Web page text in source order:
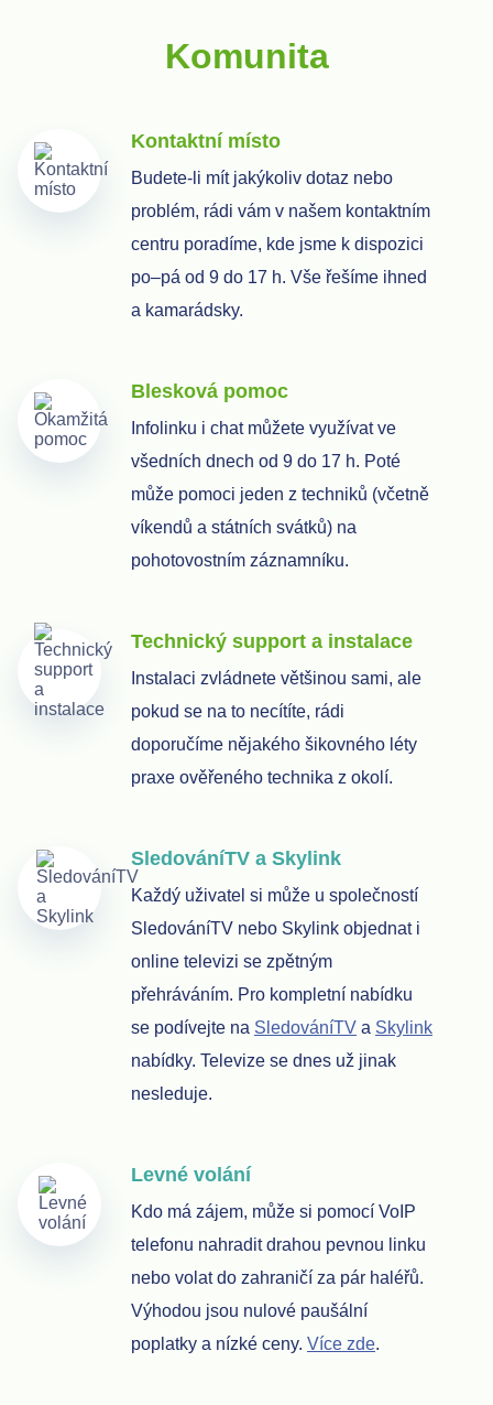
Komunita
Kontaktní místo
Budete-li mít jakýkoliv dotaz nebo
problém, rádi vám v našem kontaktním
centru poradíme, kde jsme k dispozici
po–pá od 9 do 17 h. Vše řešíme ihned
a kamarádsky.
Blesková pomoc
Infolinku i chat můžete využívat ve
všedních dnech od 9 do 17 h. Poté
může pomoci jeden z techniků (včetně
víkendů a státních svátků) na
pohotovostním záznamníku.
Technický support a instalace
Instalaci zvládnete většinou sami, ale
pokud se na to necítíte, rádi
doporučíme nějakého šikovného léty
praxe ověřeného technika z okolí.
SledováníTV a Skylink
Každý uživatel si může u společností
SledováníTV nebo Skylink objednat i
online televizi se zpětným
přehráváním. Pro kompletní nabídku
se podívejte na SledováníTV a Skylink
nabídky. Televize se dnes už jinak
nesleduje.
Levné volání
Kdo má zájem, může si pomocí VoIP
telefonu nahradit drahou pevnou linku
nebo volat do zahraničí za pár haléřů.
Výhodou jsou nulové paušální
poplatky a nízké ceny. Více zde.